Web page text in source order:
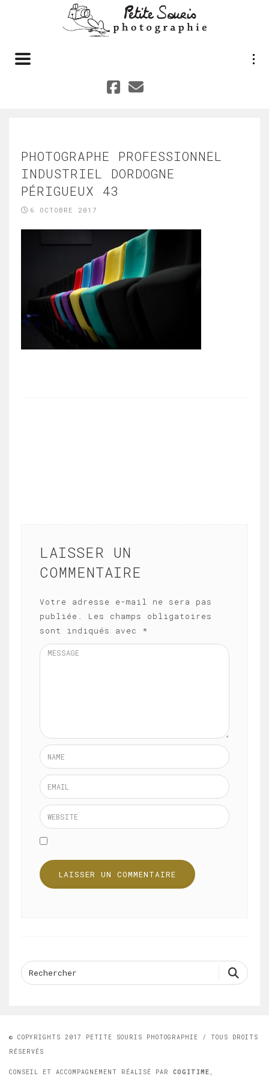
Toggle navigation
PHOTOGRAPHE PROFESSIONNEL
INDUSTRIEL DORDOGNE
PÉRIGUEUX 43
6 OCTOBRE 2017
LAISSER UN
COMMENTAIRE
Votre adresse e-mail ne sera pas
publiée.
Les champs obligatoires
sont indiqués avec *
© COPYRIGHTS 2017 PETITE SOURIS PHOTOGRAPHIE / TOUS DROITS
RÉSERVÉS
CONSEIL ET ACCOMPAGNEMENT RÉALISÉ PAR COGITIME ,